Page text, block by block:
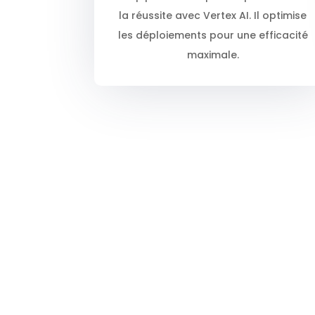
la réussite avec Vertex AI. Il optimise
les déploiements pour une efficacité
maximale.